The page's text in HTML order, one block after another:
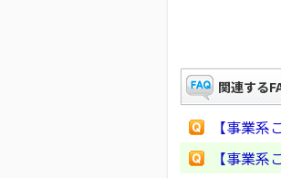
関連する
【事業
【事業